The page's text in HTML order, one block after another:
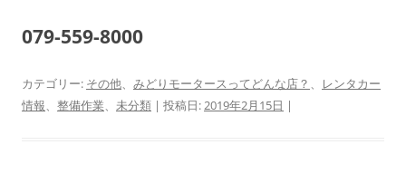
079-559-8000
カテゴリー: その他、 みどりモータースってどんな店？ 、
レンタカー
情報、 整備作業、 未分類 | 投稿日:2019年2月15日 |